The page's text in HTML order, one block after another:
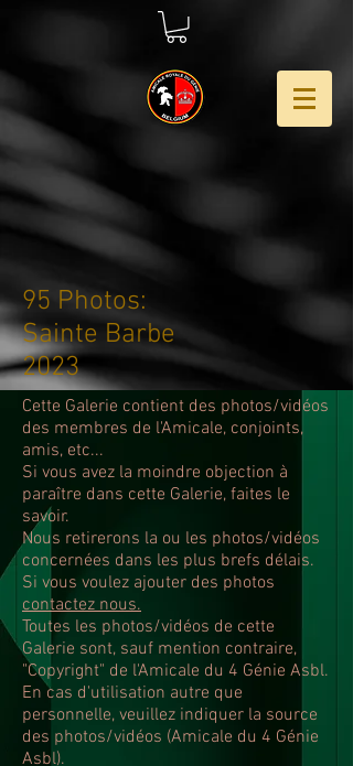
95 Photos:
Sainte Barbe
2023
Cette Galerie contient des photos/vidéos
des membres de l'Amicale, conjoints,
amis, etc...
Si vous avez la moindre objection à
paraître dans cette Galerie, faites le
savoir.
Nous retirerons la ou les photos/vidéos
concernées dans les plus brefs délais.
Si vous voulez ajouter des photos
contactez nous.
Toutes les photos/vidéos de cette
Galerie sont, sauf mention contraire,
"Copyright" de l'Amicale du 4 Génie Asbl.
En cas d'utilisation autre que
personnelle, veuillez indiquer la source
des photos/vidéos (Amicale du 4 Génie
Asbl).